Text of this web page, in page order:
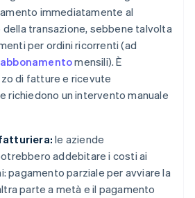
immediatamente al
transazione, sebbene talvolta
per ordini ricorrenti (ad
mensili). È
di fatture e ricevute
richiedono un intervento manuale
le aziende
addebitare i costi ai
pagamento parziale per avviare la
parte a metà e il pagamento